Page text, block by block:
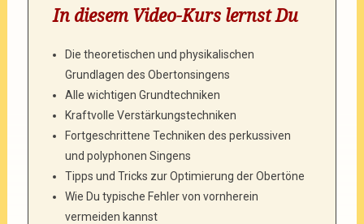
In diesem Video-Kurs lernst Du
Die theoretischen und physikalischen
Grundlagen des Obertonsingens
Alle wichtigen Grundtechniken
Kraftvolle Verstärkungstechniken
Fortgeschrittene Techniken des perkussiven
und polyphonen Singens
Tipps und Tricks zur Optimierung der Obertöne
Wie Du typische Fehler von vornherein
vermeiden kannst